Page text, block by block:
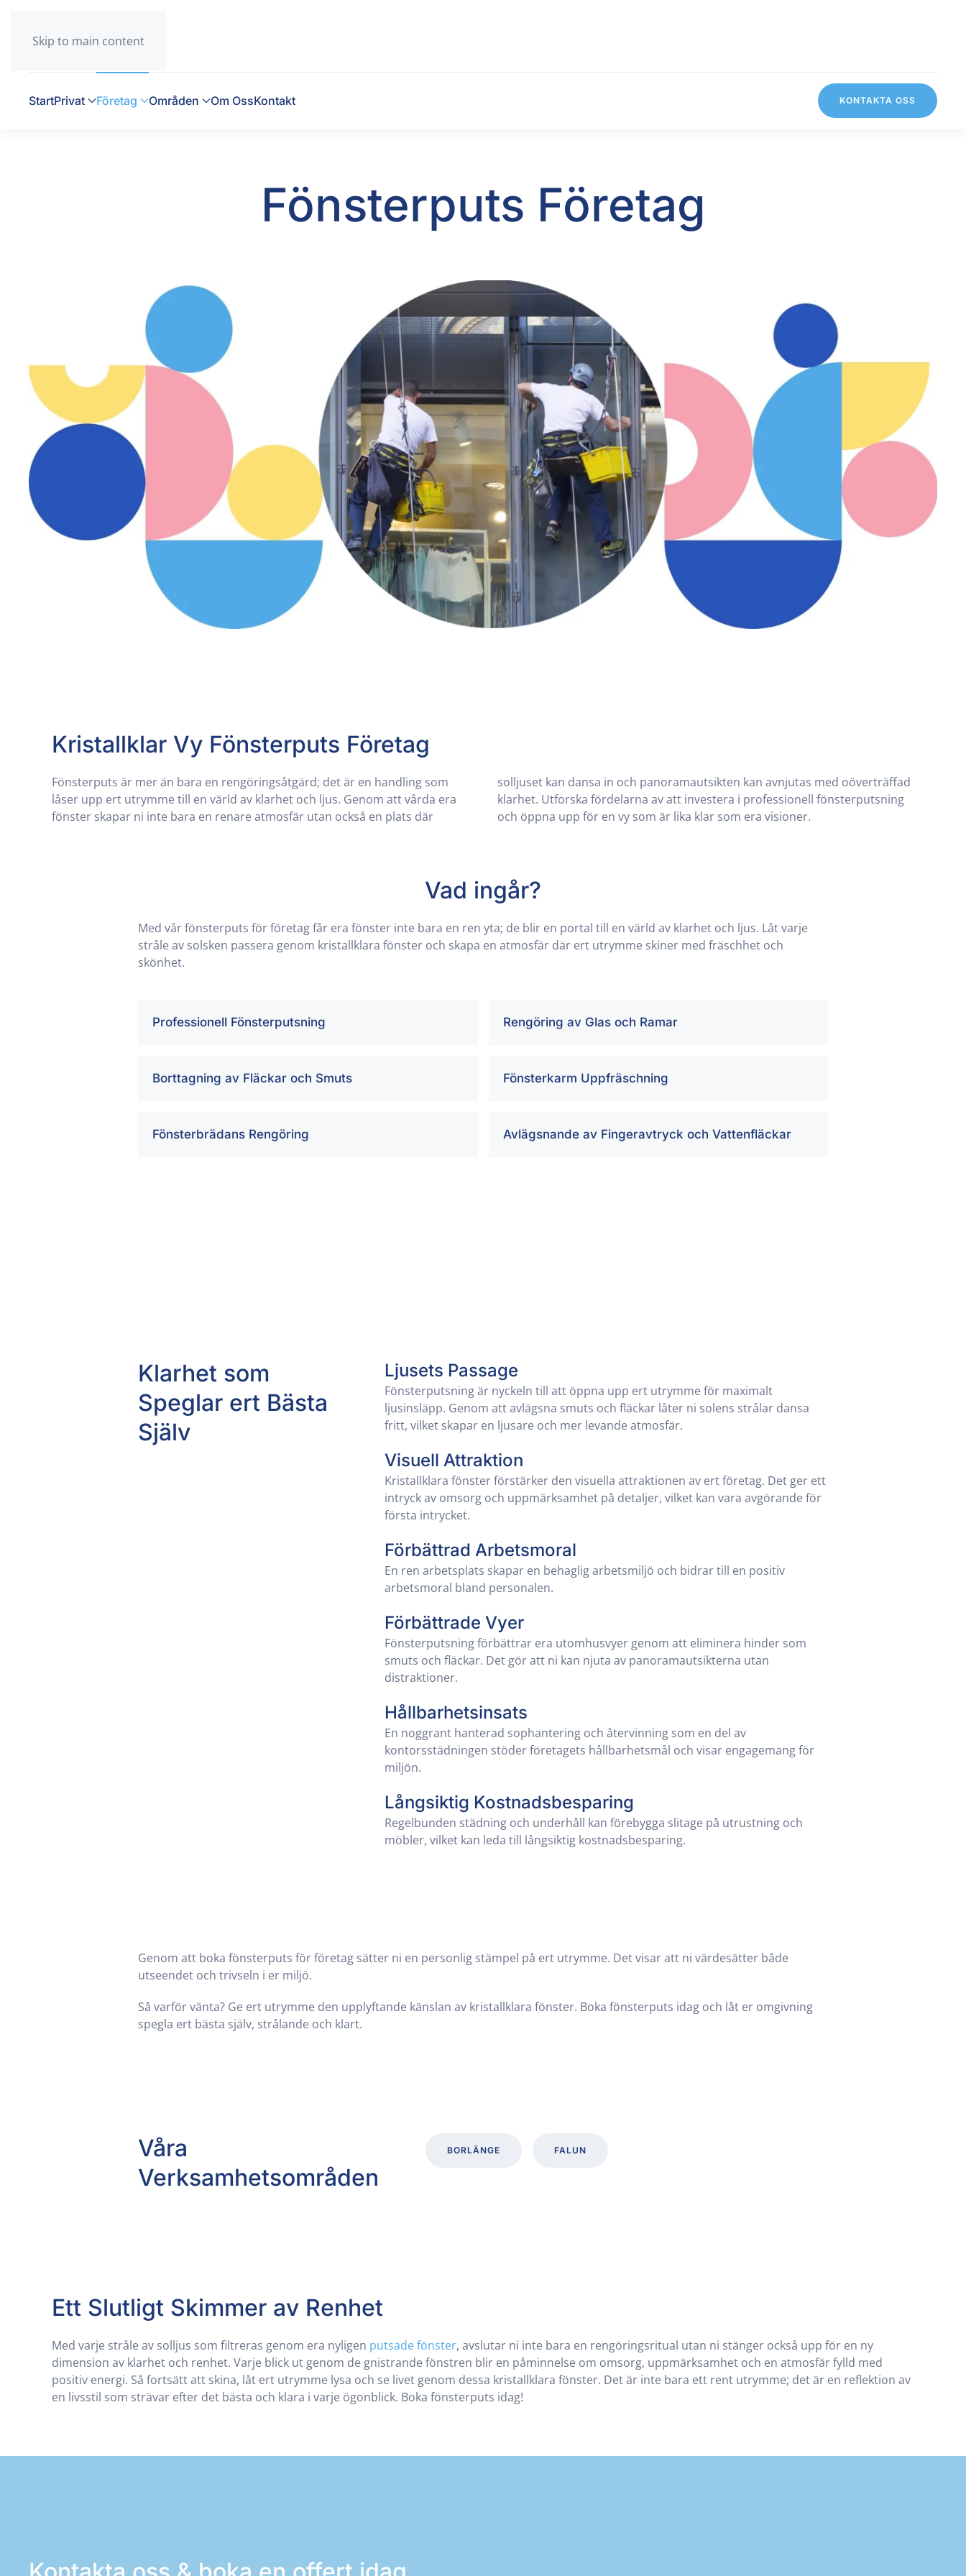
Skip to main content
StartPrivat Företag Områden Om OssKontakt KONTAKTA OSS
Fönsterputs Företag
Kristallklar Vy Fönsterputs Företag
Fönsterputs är mer än bara en rengöringsåtgärd; det är en handling som
låser upp ert utrymme till en värld av klarhet och ljus. Genom att vårda era
fönster skapar ni inte bara en renare atmosfär utan också en plats där
solljuset kan dansa in och panoramautsikten kan avnjutas med oöverträffad
klarhet. Utforska fördelarna av att investera i professionell fönsterputsning
och öppna upp för en vy som är lika klar som era visioner.
Vad ingår?
Med vår fönsterputs för företag får era fönster inte bara en ren yta; de blir en portal till en värld av klarhet och ljus. Låt varje
stråle av solsken passera genom kristallklara fönster och skapa en atmosfär där ert utrymme skiner med fräschhet och
skönhet.
Professionell Fönsterputsning Rengöring av Glas och Ramar
Borttagning av Fläckar och Smuts Fönsterkarm Uppfräschning
Fönsterbrädans Rengöring Avlägsnande av Fingeravtryck och Vattenfläckar
Klarhet som
Speglar ert Bästa
Själv
Ljusets Passage
Fönsterputsning är nyckeln till att öppna upp ert utrymme för maximalt
ljusinsläpp. Genom att avlägsna smuts och fläckar låter ni solens strålar dansa
fritt, vilket skapar en ljusare och mer levande atmosfär.
Visuell Attraktion
Kristallklara fönster förstärker den visuella attraktionen av ert företag. Det ger ett
intryck av omsorg och uppmärksamhet på detaljer, vilket kan vara avgörande för
första intrycket.
Förbättrad Arbetsmoral
En ren arbetsplats skapar en behaglig arbetsmiljö och bidrar till en positiv
arbetsmoral bland personalen.
Förbättrade Vyer
Fönsterputsning förbättrar era utomhusvyer genom att eliminera hinder som
smuts och fläckar. Det gör att ni kan njuta av panoramautsikterna utan
distraktioner.
Hållbarhetsinsats
En noggrant hanterad sophantering och återvinning som en del av
kontorsstädningen stöder företagets hållbarhetsmål och visar engagemang för
miljön.
Långsiktig Kostnadsbesparing
Regelbunden städning och underhåll kan förebygga slitage på utrustning och
möbler, vilket kan leda till långsiktig kostnadsbesparing.
Genom att boka fönsterputs för företag sätter ni en personlig stämpel på ert utrymme. Det visar att ni värdesätter både
utseendet och trivseln i er miljö.
Så varför vänta? Ge ert utrymme den upplyftande känslan av kristallklara fönster. Boka fönsterputs idag och låt er omgivning
spegla ert bästa själv, strålande och klart.
Våra
Verksamhetsområden
BORLÄNGE FALUN
Ett Slutligt Skimmer av Renhet
Med varje stråle av solljus som filtreras genom era nyligen putsade fönster, avslutar ni inte bara en rengöringsritual utan ni stänger också upp för en ny
dimension av klarhet och renhet. Varje blick ut genom de gnistrande fönstren blir en påminnelse om omsorg, uppmärksamhet och en atmosfär fylld med
positiv energi. Så fortsätt att skina, låt ert utrymme lysa och se livet genom dessa kristallklara fönster. Det är inte bara ett rent utrymme; det är en reflektion av
en livsstil som strävar efter det bästa och klara i varje ögonblick. Boka fönsterputs idag!